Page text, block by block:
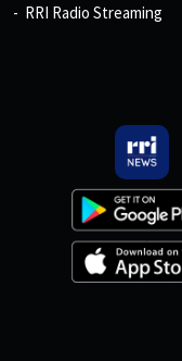
RRI Radio Streaming